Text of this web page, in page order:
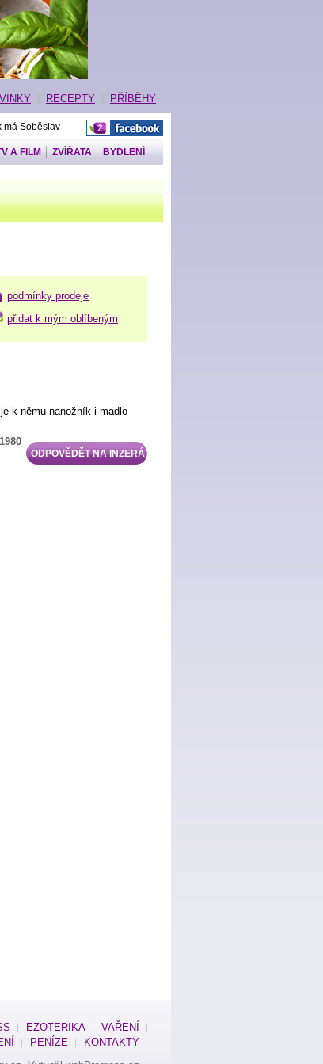
RECEPTY PŘÍBĚHY
Soběslav
A FILM ZVÍŘATA BYDLENÍ
podmínky prodeje
přidat k mým oblíbeným
k němu nanožník i madlo
EZOTERIKA
VAŘENÍ
PENÍZE
KONTAKTY